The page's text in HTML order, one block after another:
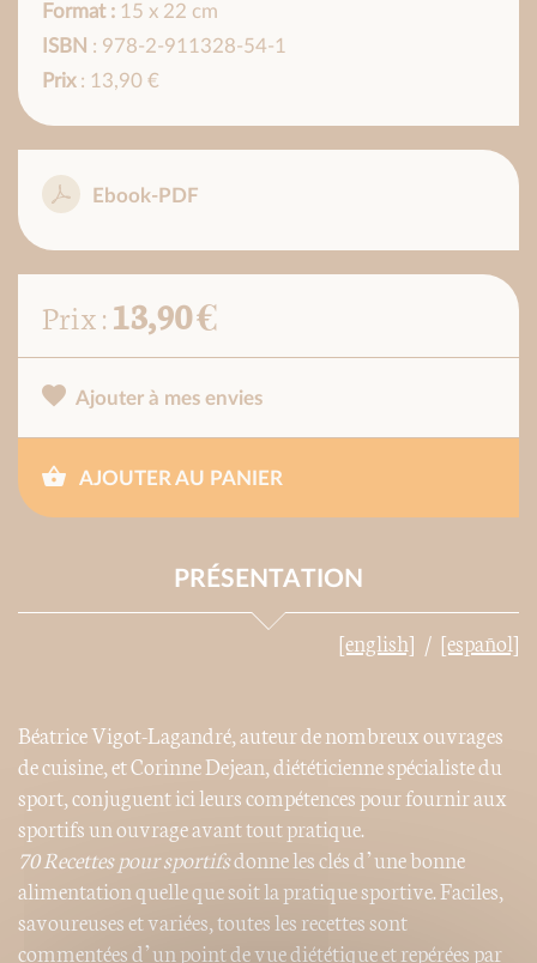
Format : 15 x 22 cm
ISBN : 978-2-911328-54-1
Prix: 13,90 €
Ebook-PDF
Prix :13,90 €
Ajouter à mes envies
AJOUTER AU PANIER
PRÉSENTATION
[english] [español]
Béatrice Vigot-Lagandré, auteur de nombreux ouvrages
de cuisine, et Corinne Dejean, diététicienne spécialiste du
sport, conjuguent ici leurs compétences pour fournir aux
sportifs un ouvrage avant tout pratique.
70 Recettes pour sportifsdonne les clés d’une bonne
alimentation quelle que soit la pratique sportive. Faciles,
savoureuses et variées, toutes les recettes sont
commentées d’un point de vue diététique et repérées par